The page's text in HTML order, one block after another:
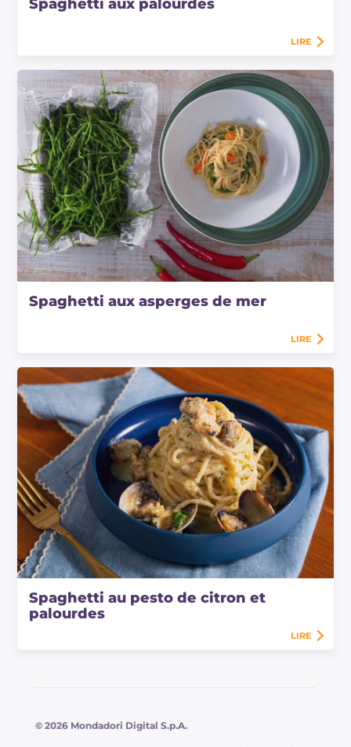
Spaghetti aux palourdes
LIRE
Spaghetti aux asperges de mer
LIRE
Spaghetti au pesto de citron et
palourdes
LIRE
© 2026 Mondadori Digital S.p.A.